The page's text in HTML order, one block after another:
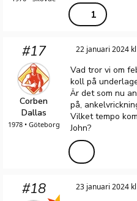
1
#17
Corben
Dallas
1978 • Göteborg
22 januari 2024
Vad tror vi om
koll på
Är det som nu
på,
Vilket tempo
John?
#18 23 januari 2024